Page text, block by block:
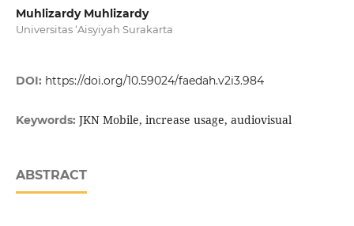
Muhlizardy Muhlizardy
Universitas ‘Aisyiyah Surakarta
DOI: https://doi.org/10.59024/faedah.v2i3.984
Keywords: JKN Mobile, increase usage, audiovisual
ABSTRACT